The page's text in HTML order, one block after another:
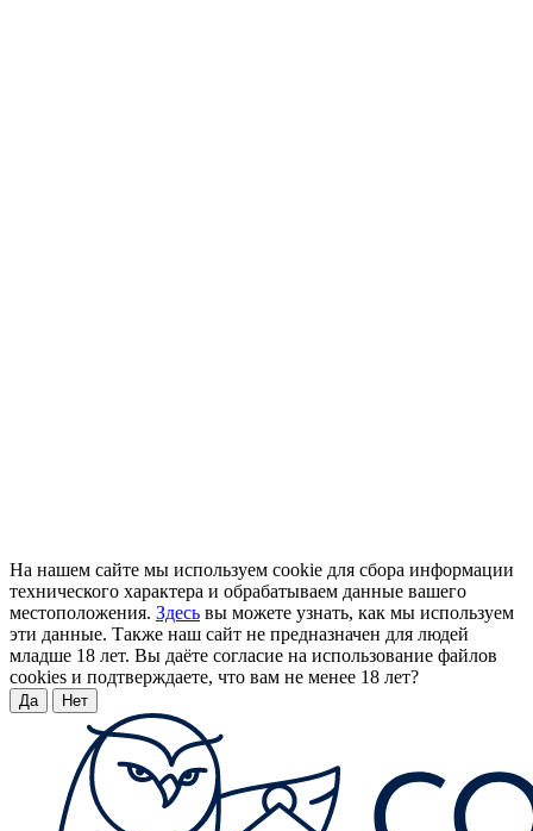
На нашем сайте мы используем cookie для сбора информации
технического характера и обрабатываем данные вашего
местоположения. Здесь вы можете узнать, как мы используем
эти данные. Также наш сайт не предназначен для людей
младше 18 лет. Вы даёте согласие на использование файлов
cookies и подтверждаете, что вам не менее 18 лет?
Да Нет